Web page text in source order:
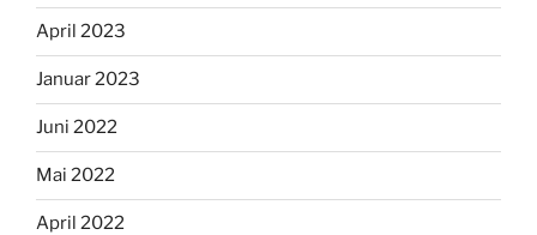
April 2023
Januar 2023
Juni 2022
Mai 2022
April 2022